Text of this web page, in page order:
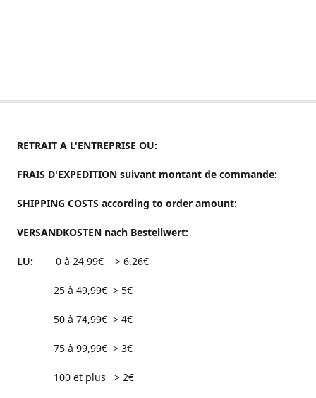
RETRAIT A L'ENTREPRISE OU:
FRAIS D'EXPEDITION suivant montant de commande:
SHIPPING COSTS according to order amount:
VERSANDKOSTEN nach Bestellwert:
LU: 0 à 24,99€ > 6.26€
25 à 49,99€ > 5€
50 à 74,99€ > 4€
75 à 99,99€ > 3€
100 et plus > 2€